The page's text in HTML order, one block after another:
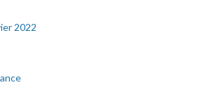
2022